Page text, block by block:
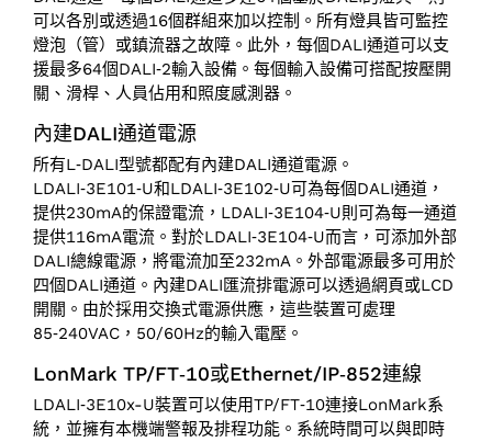
可以各別或透過16個群組來加以控制。所有燈具皆可監控
燈泡（管）或鎮流器之故障。此外，每個DALI通道可以支
援最多64個DALI‑2輸入設備。每個輸入設備可搭配按壓開
關、滑桿、人員佔用和照度感測器。
內建DALI通道電源
所有L‑DALI型號都配有內建DALI通道電源。
LDALI‑3E101‑U和LDALI‑3E102‑U可為每個DALI通道，
提供230mA的保證電流，LDALI‑3E104‑U則可為每一通道
提供116mA電流。對於LDALI‑3E104‑U而言，可添加外部
DALI總線電源，將電流加至232mA。外部電源最多可用於
四個DALI通道。內建DALI匯流排電源可以透過網頁或LCD
開關。由於採用交換式電源供應，這些裝置可處理
85‑240VAC，50/60Hz的輸入電壓。
LonMark TP/‌FT‑10或Ethernet/‌IP‑852連線
LDALI‑3E10x-U裝置可以使用TP/‌FT‑10連接LonMark系
統，並擁有本機端警報及排程功能。系統時間可以與即時